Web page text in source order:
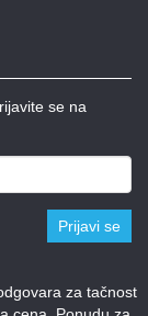
se na
Prijavi se
za tačnost